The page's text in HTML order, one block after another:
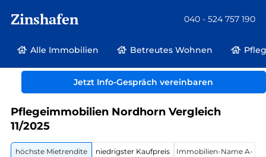
Zinshafen 040 - 524 757 190
Alle Immobilien Betreutes Wohnen
Jetzt Info-Gespräch vereinbaren
Betreutes Wohnen und Pflegeimmobilien Deutschland
Pflegeimmobilien Nordhorn Vergleich
11/2025
höchste Mietrendite
niedrigster Kaufpreis
Immobilien-Name A-